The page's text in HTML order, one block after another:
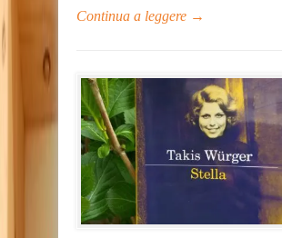
Continua a leggere →